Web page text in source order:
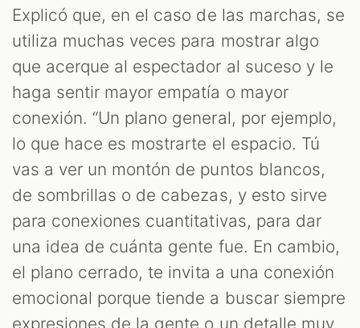
Explicó que, en el caso de las marchas, se
utiliza muchas veces para mostrar algo
que acerque al espectador al suceso y le
haga sentir mayor empatía o mayor
conexión. “Un plano general, por ejemplo,
lo que hace es mostrarte el espacio. Tú
vas a ver un montón de puntos blancos,
de sombrillas o de cabezas, y esto sirve
para conexiones cuantitativas, para dar
una idea de cuánta gente fue. En cambio,
el plano cerrado, te invita a una conexión
emocional porque tiende a buscar siempre
expresiones de la gente o un detalle muy